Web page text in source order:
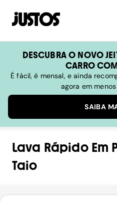
DESCUBRA O NOVO
CARRO
É fácil, é mensal, e ainda
agora em
SAIBA
Lava RápidoEm
Taio